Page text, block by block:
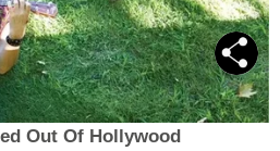
Out Of Hollywood